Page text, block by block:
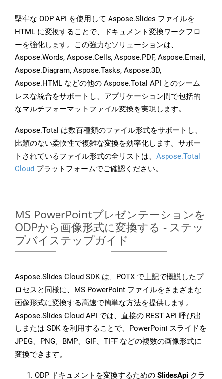
堅牢な ODP API を使用して Aspose.Slides ファイルを
HTML に変換することで、ドキュメント変換ワークフロ
ーを強化します。この強力なソリューションは、
Aspose.Words, Aspose.Cells, Aspose.PDF, Aspose.Email,
Aspose.Diagram, Aspose.Tasks, Aspose.3D,
Aspose.HTML などの他の Aspose.Total API とのシーム
レスな統合をサポートし、アプリケーション間で包括的
なマルチフォーマットファイル変換を実現します。
Aspose.Total は数百種類のファイル形式をサポートし、
比類のない柔軟性で複雑な変換を効率化します。サポー
トされているファイル形式の全リストは、 Aspose.Total
Cloud プラットフォームでご確認ください。
MS PowerPointプレゼンテーションを
ODPから画像形式に変換する - ステッ
プバイステップガイド
Aspose.Slides Cloud SDK は、POTX で上記で概説したプ
ロセスと同様に、MS PowerPoint ファイルをさまざまな
画像形式に変換する高速で簡単な方法を提供します。
Aspose.Slides Cloud API では、直接の REST API 呼び出
しまたは SDK を利用することで、PowerPoint スライドを
JPEG、PNG、BMP、GIF、TIFF などの複数の画像形式に
変換できます。
ODP ドキュメントを変換するための SlidesApi クラ